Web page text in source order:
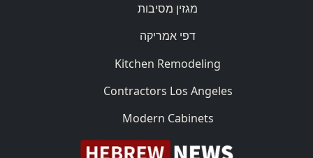
מגזין מסיבות
דפי אמריקה
Kitchen Remodeling
Contractors Los Angeles
Modern Cabinets